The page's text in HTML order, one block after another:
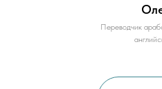
Переводчик